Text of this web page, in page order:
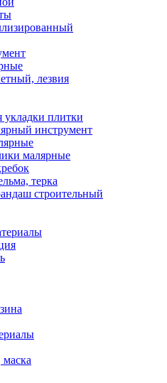
лезвия
укладки плитки
инструмент
малярные
терка
строительный
маска